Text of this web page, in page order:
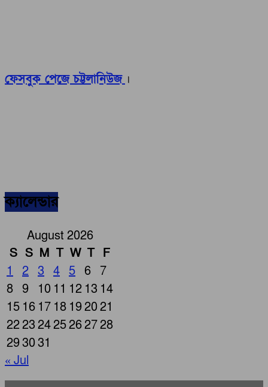
ফেসবুক পেজে চট্টলানিউজ ।
ক্যালেন্ডার
August 2026
S S M T W T F
1
2 3 4 5 6
7
8 9 10 11 12 13 14
15 16 17 18 192021
22232425262728
293031
« Jul